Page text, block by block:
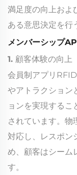
満足度の向上およ
ある意思決定を行
メンバーシップ
1. 顧客体験の向上
会員制アプリ
やアトラクション
ョンを実現する
されています。物
対応し、レスポン
め、顧客はシーム
す。